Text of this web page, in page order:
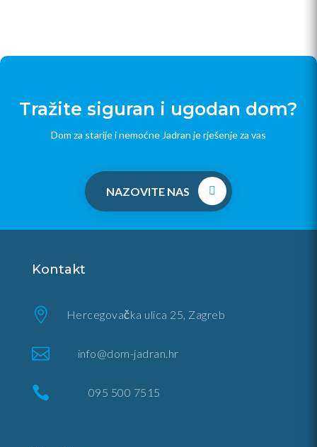
Tražite siguran i ugodan dom?
Dom za starije i nemoćne Jadran je rješenje za vas
NAZOVITE NAS
Kontakt
 Hercegovačka ulica 25, Zagreb
 info@dom-jadran.hr
 095 500 7515